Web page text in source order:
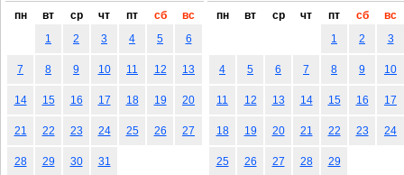
пн вт ср чт пт сб
вс
1
2 3 4 5 6
7 8 9 10 11 12 13
14 15 16 17 18 19 20
21 22 23 24 25 26 27
28 29 30 31
пн вт ср чт пт сб
вс
1
2 3
4 5 6 7 8 9 10
11 12 13 14 15 16 17
18 19 20 21 22 23 24
25 26 27 28 29